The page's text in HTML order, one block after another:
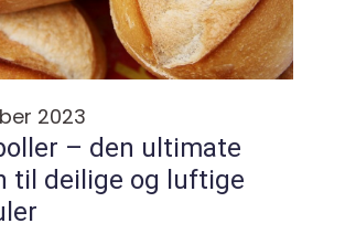
2023
– den ultimate
til deilige og luftige